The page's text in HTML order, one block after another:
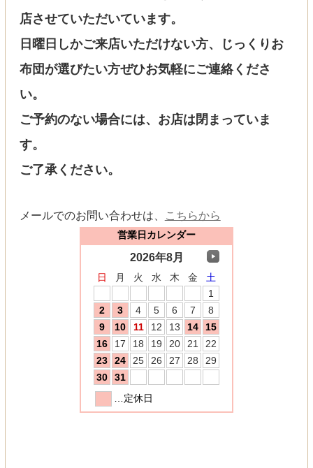
店させていただいています。
日曜日しかご来店いただけない方、じっくりお
布団が選びたい方ぜひお気軽にご連絡くださ
い。
ご予約のない場合には、お店は閉まっていま
す。
ご了承ください。
メールでのお問い合わせは、 こちらから